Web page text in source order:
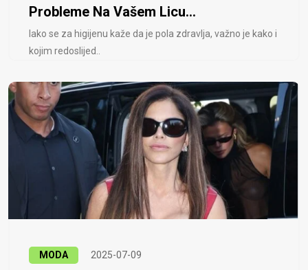
Probleme Na Vašem Licu...
Iako se za higijenu kaže da je pola zdravlja, važno je kako i
kojim redoslijed..
MODA 2025-07-09